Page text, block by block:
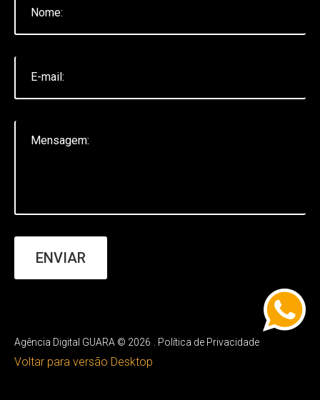
Audiovisual
Marketing
Websites
PORTFOLIO
ENVIAR
Agência Digital GUARA © 2026 Política de Privacidade
Voltar para versão Desktop